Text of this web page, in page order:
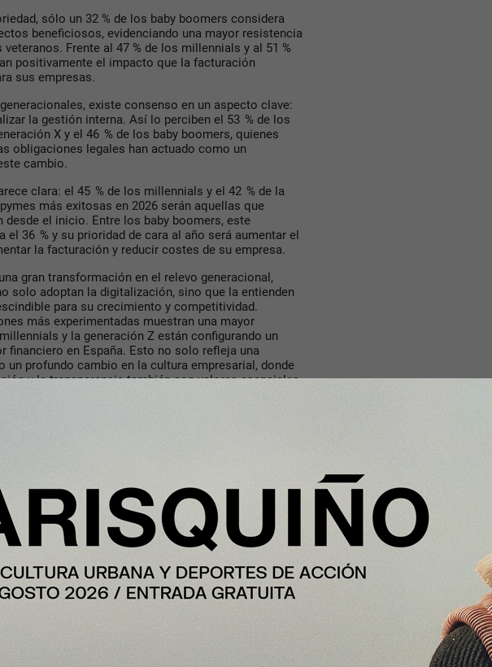
sólo un 32 % de los baby boomers considera
beneficiosos, evidenciando una mayor resistencia
Frente al 47 % de los millennials y al 51 %
positivamente el impacto que la facturación
sus empresas.
existe consenso en un aspecto clave:
la gestión interna. Así lo perciben el 53 % de los
X y el 46 % de los baby boomers, quienes
obligaciones legales han actuado como un
cambio.
clara: el 45 % de los millennials y el 42 % de la
más exitosas en 2026 serán aquellas que
desde el inicio. Entre los baby boomers, este
el 36 % y su prioridad de cara al año será aumentar el
la facturación y reducir costes de su empresa.
gran transformación en el relevo generacional,
solo adoptan la digitalización, sino que la entienden
para su crecimiento y competitividad.
más experimentadas muestran una mayor
y la generación Z están configurando un
financiero en España. Esto no solo refleja una
un profundo cambio en la cultura empresarial, donde
y la transparencia también son valores esenciales.
este artículo: